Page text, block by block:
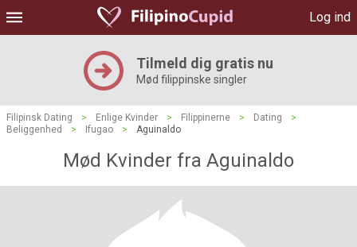
Log ind
Tilmeld dig gratis nu
Mød filippinske singler
Filipinsk Dating > Enlige Kvinder > Filippinerne > Dating
>
Beliggenhed
> Ifugao > Aguinaldo
Mød Kvinder fra Aguinaldo